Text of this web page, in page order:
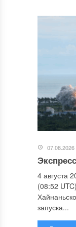
07.08.2026
4 августа
(08:52
запуска...